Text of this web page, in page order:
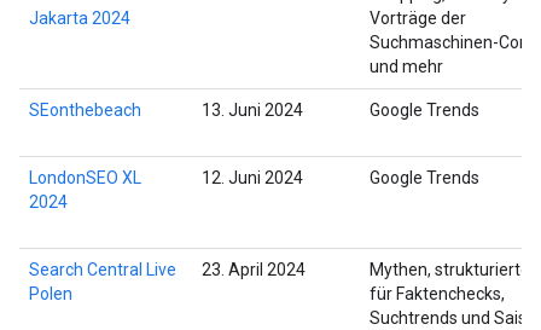
Jakarta 2024
Vorträge der
Suchmaschinen-
und mehr
SEonthebeach 13. Juni 2024 Google Trends
LondonSEO XL
2024
12. Juni 2024 Google Trends
Search Central Live
Polen
23. April 2024
Mythen, strukturierte
für Faktenchecks,
Suchtrends und